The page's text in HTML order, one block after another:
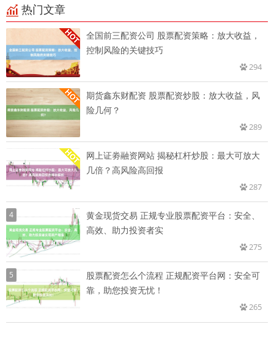
热门文章
全国前三配资公司 股票配资策略：放大收益，
控制风险的关键技巧
294
期货鑫东财配资 股票配资炒股：放大收益，风
险几何？
289
网上证劵融资网站 揭秘杠杆炒股：最大可放大
几倍？高风险高回报
287
4
黄金现货交易 正规专业股票配资平台：安全、
高效、助力投资者实
275
5
股票配资怎么个流程 正规配资平台网：安全可
靠，助您投资无忧！
265